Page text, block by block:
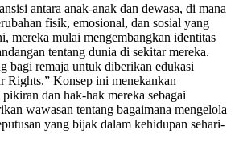
antara anak-anak dan dewasa, di mana
fisik, emosional, dan sosial yang
mereka mulai mengembangkan identitas
tentang dunia di sekitar mereka.
bagi remaja untuk diberikan edukasi
Rights.” Konsep ini menekankan
dan hak-hak mereka sebagai
wawasan tentang bagaimana mengelola
yang bijak dalam kehidupan sehari-